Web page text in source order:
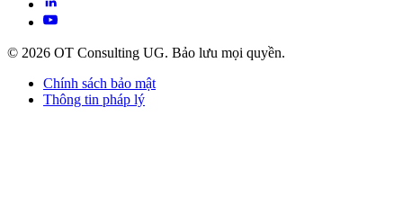
© 2026 OT Consulting UG. Bảo lưu mọi quyền.
Chính sách bảo mật
Thông tin pháp lý